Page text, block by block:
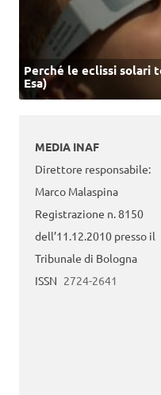
Perché le eclissi solari
Esa)
MEDIA INAF
Direttore responsabile:
Marco Malaspina
Registrazione n. 8150
dell’11.12.2010 presso il
Tribunale di Bologna
ISSN 2724-2641